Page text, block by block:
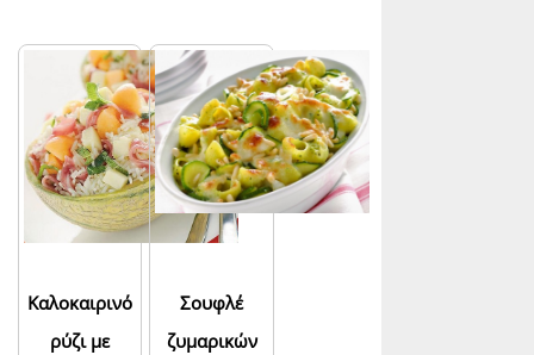
Καλοκαιρινό
ρύζι με
Σουφλέ
ζυμαρικών